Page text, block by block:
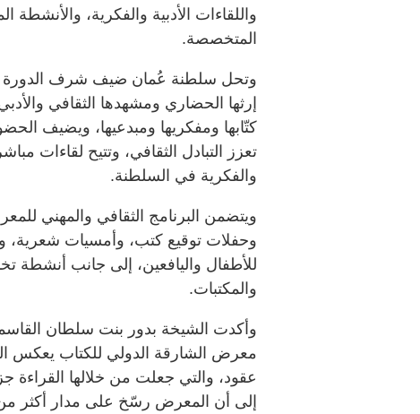
واللقاءات الأدبية والفكرية، والأنشطة
المتخصصة.
إرثها الحضاري ومشهدها الثقافي
كتّابها ومفكريها ومبدعيها، ويضيف
تعزز التبادل الثقافي، وتتيح لقاءات
والفكرية في السلطنة.
ويتضمن البرنامج الثقافي والمهني
وحفلات توقيع كتب، وأمسيات شعرية،
للأطفال واليافعين، إلى جانب أنشطة
والمكتبات.
وأكدت الشيخة بدور بنت سلطان
معرض الشارقة الدولي للكتاب يعكس
عقود، والتي جعلت من خلالها القراءة